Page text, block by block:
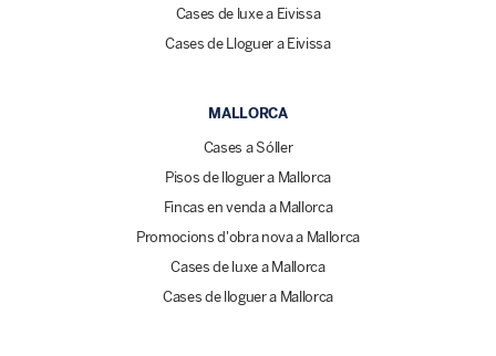
Cases de luxe a Eivissa
Cases de Lloguer a Eivissa
MALLORCA
Cases a Sóller
Pisos de lloguer a Mallorca
Fincas en venda a Mallorca
Promocions d'obra nova a Mallorca
Cases de luxe a Mallorca
Cases de lloguer a Mallorca